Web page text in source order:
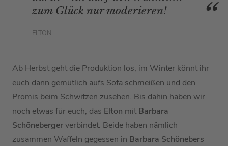
zum Glück nur moderieren!
ELTON
Ab Herbst geht die Produktion los, im Winter könnt ihr
euch dann gemütlich aufs Sofa schmeißen und den
Promis beim Schwitzen zusehen. Bis dahin haben wir
noch etwas für euch, das Elton mit Barbara
Schönebergerverbindet. Beide haben nämlich
zusammen Waffeln gegessen in Barbara Schönebers